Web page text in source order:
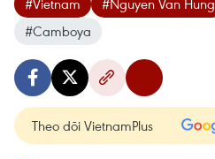
#Camboya
Theo dõi VietnamPlus